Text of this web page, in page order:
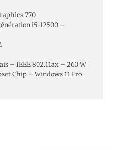
770
i5-12500 –
– IEEE 802.11ax – 260 W
Chip – Windows 11 Pro